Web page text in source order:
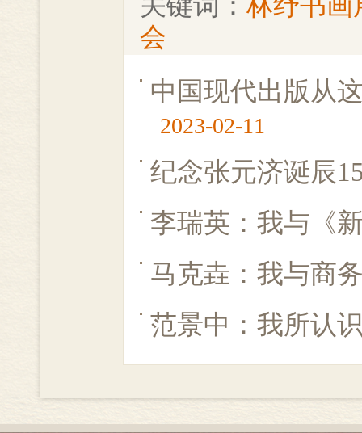
会
中国现代出版从
2023-02-11
纪念张元济诞辰
李瑞英：我与《
马克垚：我与商
范景中：我所认